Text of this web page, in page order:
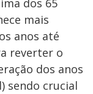
dos 65
mais
anos até
reverter o
dos anos
sendo crucial